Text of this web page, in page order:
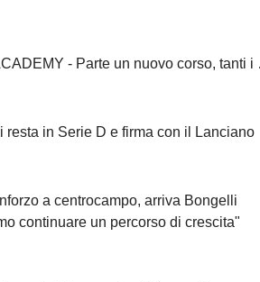
- Parte un nuovo corso, tanti i volti nuovi
resta in Serie D e firma con il Lanciano
a centrocampo, arriva Bongelli
continuare un percorso di crescita"